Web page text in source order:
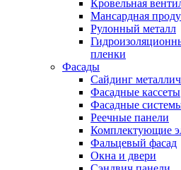
Кровельная
Мансардная
Рулонный металл
пленки
Фасады
Сайдинг
Фасадные кассеты
Фасадные
Реечные панели
Комплектующие
Фальцевый фасад
Окна и двери